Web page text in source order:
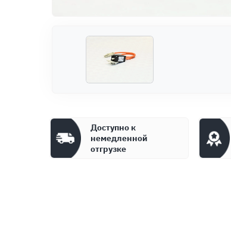
Доступно к
немедленной
отгрузке